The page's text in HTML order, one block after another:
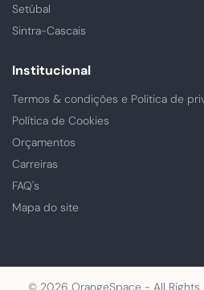
Setúbal
Sintra-Cascais
Institucional
Termos & condições e Politica de
Política de Cookies
Orçamentos
Carreiras
FAQ's
Mapa do site
© 2026 OrangeSpace - All Rights